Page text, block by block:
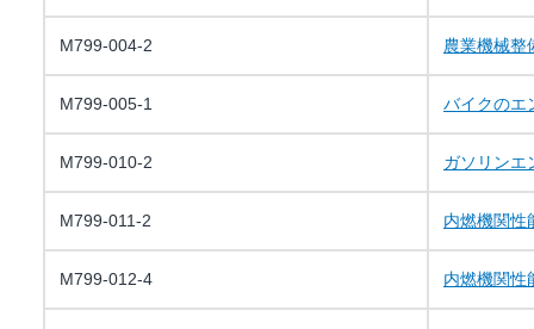
M799-004-2 農業機械整
M799-005-1 バイクのエ
M799-010-2 ガソリンエ
M799-011-2 内燃機関性
M799-012-4 内燃機関性